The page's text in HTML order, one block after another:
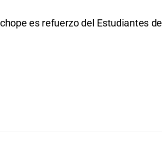
es refuerzo del Estudiantes de